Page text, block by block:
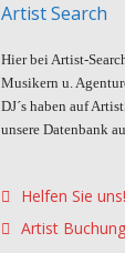
Artist Search
Hier bei Artist-
Musikern u.
DJ´s haben auf
unsere Datenbank
Helfen Sie
Artist